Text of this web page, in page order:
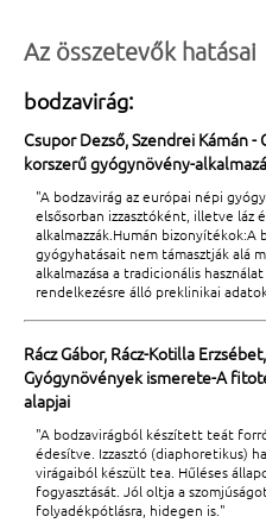
Az összetevők hatásai
bodzavirág:
Csupor Dezső, Szendrei Kámán
korszerű gyógynövény-
"A bodzavirág az európai népi
elsősorban izzasztóként, illetve láz
alkalmazzák.Humán
gyógyhatásait nem támasztják alá
alkalmazása a tradicionális
rendelkezésre álló preklinikai
Rácz Gábor, Rácz-Kotilla
Gyógynövények ismerete-A
alapjai
"A bodzavirágból készített teát
édesítve. Izzasztó (diaphoretikus)
virágaiból készült tea. Hűléses
fogyasztását. Jól oltja a
folyadékpótlásra, hidegen is."